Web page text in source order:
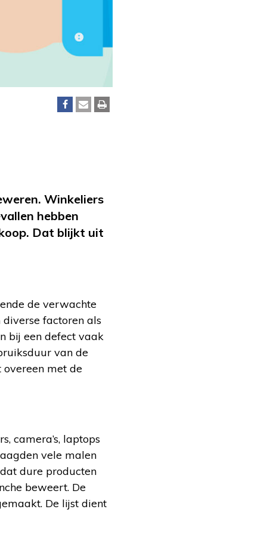
Winkeliers
hebben
Dat blijkt uit
de verwachte
factoren als
bij een defect vaak
van de
overeen met de
camera’s, laptops
vele malen
dure producten
beweert. De
De lijst dient